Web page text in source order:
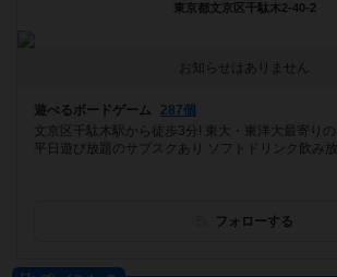
東京都文京区千駄木2-40-2
お知らせはありません
遊べるボードゲーム
287個
文京区千駄木駅から徒歩3分! 東大・東洋大最寄りの
平日遊び放題のサブスクあり ソフトドリンク飲み
フォローする